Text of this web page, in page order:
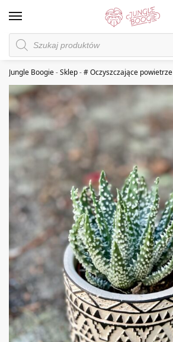
Jungle Boogie-Sklep-# Oczyszczające powietrze